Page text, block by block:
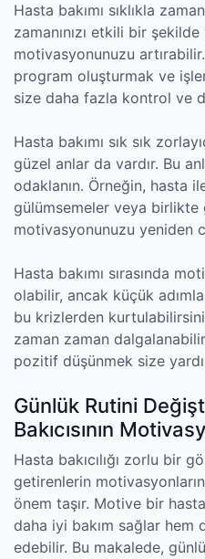
Hasta bakımı sıklıkla
zamanınızı etkili bir
motivasyonunuzu
program oluşturmak ve
size daha fazla kontrol ve
Hasta bakımı sık sık
güzel anlar da vardır. Bu
odaklanın. Örneğin, hasta
gülümsemeler veya
motivasyonunuzu yeniden
Hasta bakımı sırasında
olabilir, ancak küçük
bu krizlerden
zaman zaman
pozitif düşünmek size
Günlük Rutini
Bakıcısının
Hasta bakıcılığı zorlu bir
getirenlerin
önem taşır. Motive bir
daha iyi bakım sağlar hem
edebilir. Bu makalede,